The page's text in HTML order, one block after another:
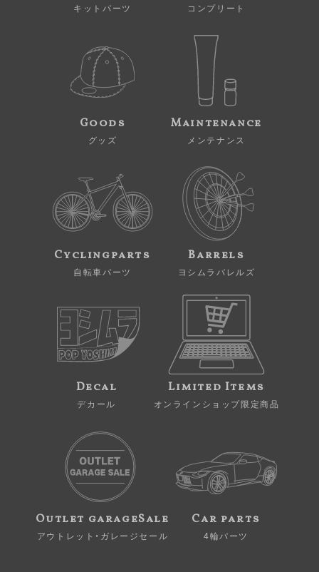
キットパーツ コンプリート
Goods
グッズ
Maintenance
メンテナンス
Cyclingparts
自転車パーツ
Barrels
ヨシムラバレルズ
Decal
デカール
Limited Items
オンラインショップ限定商品
Outlet garageSale
アウトレット・ガレージセール
Car parts
4輪パーツ